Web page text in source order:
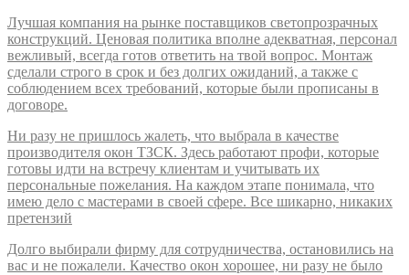
Лучшая компания на рынке поставщиков светопрозрачных
конструкций. Ценовая политика вполне адекватная, персонал
вежливый, всегда готов ответить на твой вопрос. Монтаж
сделали строго в срок и без долгих ожиданий, а также с
соблюдением всех требований, которые были прописаны в
договоре.
Ни разу не пришлось жалеть, что выбрала в качестве
производителя окон ТЗСК. Здесь работают профи, которые
готовы идти на встречу клиентам и учитывать их
персональные пожелания. На каждом этапе понимала, что
имею дело с мастерами в своей сфере. Все шикарно, никаких
претензий
Долго выбирали фирму для сотрудничества, остановились на
вас и не пожалели. Качество окон хорошее, ни разу не было